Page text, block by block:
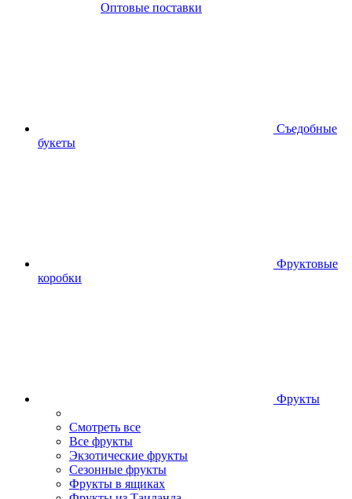
Оптовые поставки
Съедобные
букеты
Фруктовые
коробки
Фрукты
Смотреть все
Все фрукты
Экзотические фрукты
Сезонные фрукты
Фрукты в ящиках